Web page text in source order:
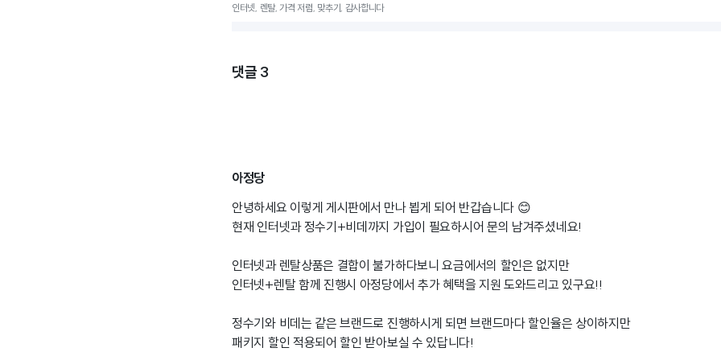
인터넷, 렌탈, 가격 저렴, 맞추기, 감사합니다
댓글 3
아정당
안녕하세요 이렇게 게시판에서 만나 뵙게 되어 반갑습니다 😊
현재 인터넷과 정수기+비데까지 가입이 필요하시어 문의 남겨주셨네요!
인터넷과 렌탈상품은 결합이 불가하다보니 요금에서의 할인은 없지만
인터넷+렌탈 함께 진행시 아정당에서 추가 혜택을 지원 도와드리고 있구요!!
정수기와 비데는 같은 브랜드로 진행하시게 되면 브랜드마다 할인율은 상이하지만
패키지 할인 적용되어 할인 받아보실 수 있답니다!